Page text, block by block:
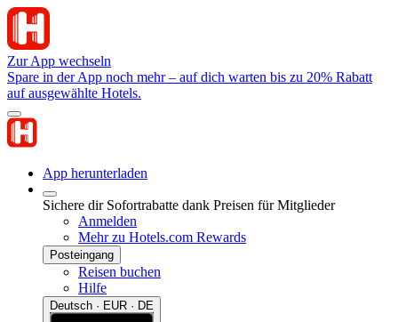
Zur App wechseln
Spare in der App noch mehr – auf dich warten bis zu 20% Rabatt
auf ausgewählte Hotels.
App herunterladen
Sichere dir Sofortrabatte dank Preisen für Mitglieder
Anmelden
Mehr zu Hotels.com Rewards
Posteingang
Reisen buchen
Hilfe
Deutsch · EUR · DE